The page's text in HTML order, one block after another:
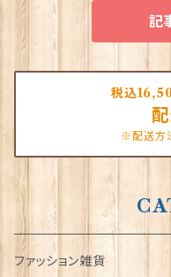
記
税込
※配送方
ファッション雑貨